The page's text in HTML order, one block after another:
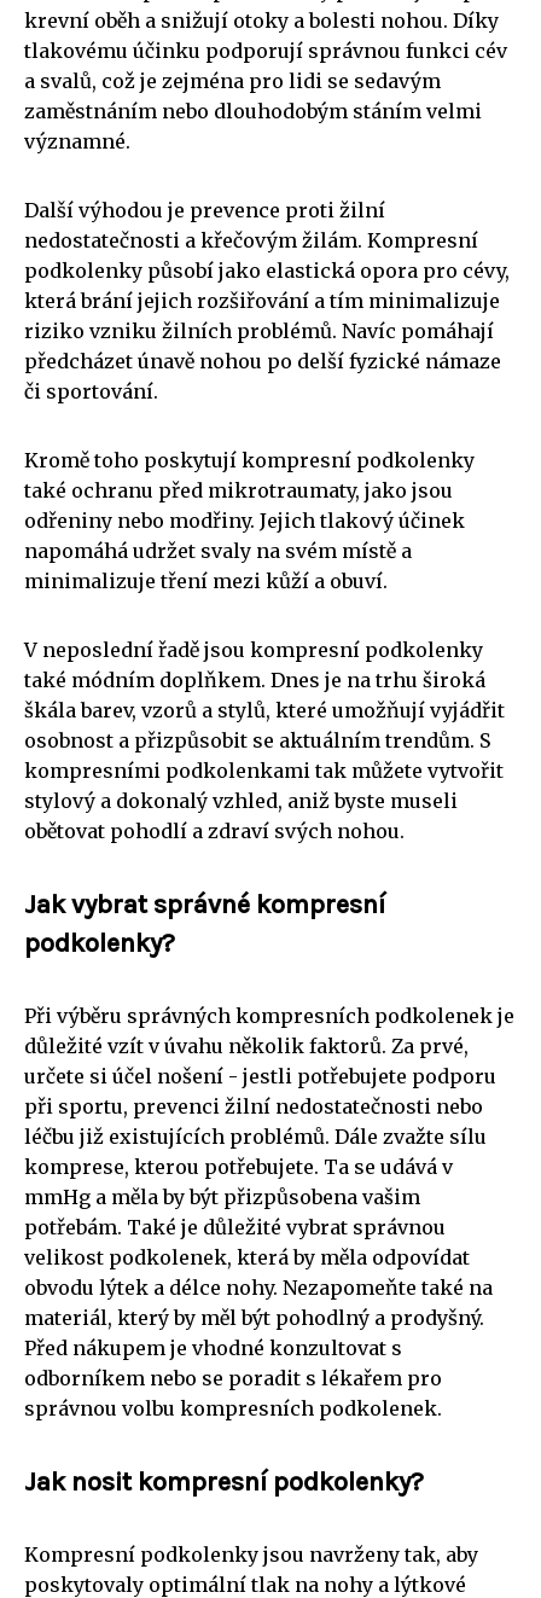
krevní oběh a snižují otoky a bolesti nohou. Díky
tlakovému účinku podporují správnou funkci cév
a svalů, což je zejména pro lidi se sedavým
zaměstnáním nebo dlouhodobým stáním velmi
významné.
Další výhodou je prevence proti žilní
nedostatečnosti a křečovým žilám. Kompresní
podkolenky působí jako elastická opora pro cévy,
která brání jejich rozšiřování a tím minimalizuje
riziko vzniku žilních problémů. Navíc pomáhají
předcházet únavě nohou po delší fyzické námaze
či sportování.
Kromě toho poskytují kompresní podkolenky
také ochranu před mikrotraumaty, jako jsou
odřeniny nebo modřiny. Jejich tlakový účinek
napomáhá udržet svaly na svém místě a
minimalizuje tření mezi kůží a obuví.
V neposlední řadě jsou kompresní podkolenky
také módním doplňkem. Dnes je na trhu široká
škála barev, vzorů a stylů, které umožňují vyjádřit
osobnost a přizpůsobit se aktuálním trendům. S
kompresními podkolenkami tak můžete vytvořit
stylový a dokonalý vzhled, aniž byste museli
obětovat pohodlí a zdraví svých nohou.
Jak vybrat správné kompresní
podkolenky?
Při výběru správných kompresních podkolenek je
důležité vzít v úvahu několik faktorů. Za prvé,
určete si účel nošení - jestli potřebujete podporu
při sportu, prevenci žilní nedostatečnosti nebo
léčbu již existujících problémů. Dále zvažte sílu
komprese, kterou potřebujete. Ta se udává v
mmHg a měla by být přizpůsobena vašim
potřebám. Také je důležité vybrat správnou
velikost podkolenek, která by měla odpovídat
obvodu lýtek a délce nohy. Nezapomeňte také na
materiál, který by měl být pohodlný a prodyšný.
Před nákupem je vhodné konzultovat s
odborníkem nebo se poradit s lékařem pro
správnou volbu kompresních podkolenek.
Jak nosit kompresní podkolenky?
Kompresní podkolenky jsou navrženy tak, aby
poskytovaly optimální tlak na nohy a lýtkové